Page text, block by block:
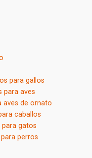
para gallos
para aves
aves de ornato
caballos
gatos
perros